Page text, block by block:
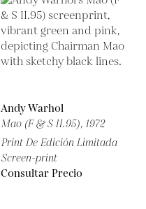
Andy Warhol
Mao (F & S II.95), 1972
Print De Edición Limitada
Screen-print
Consultar Precio